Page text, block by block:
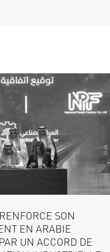
SON
EN ARABIE
UN ACCORD DE